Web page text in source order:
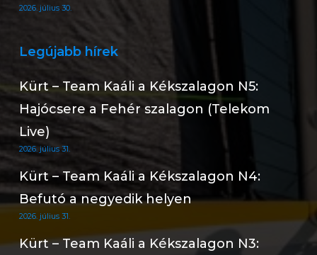
2026. július 30.
Legújabb hírek
Kürt – Team Kaáli a Kékszalagon N5:
Hajócsere a Fehér szalagon (Telekom
Live)
2026. július 31.
Kürt – Team Kaáli a Kékszalagon N4:
Befutó a negyedik helyen
2026. július 31.
Kürt – Team Kaáli a Kékszalagon N3: